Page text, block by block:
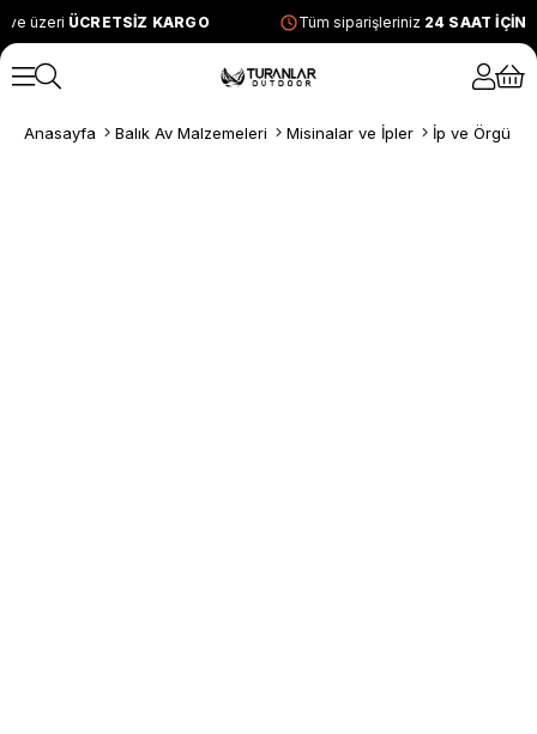
ve üzeri ÜCRETSİZ KARGO Tüm siparişleriniz 24 SAAT
Anasayfa Balık Av Malzemeleri Misinalar ve İpler İp ve Örgü